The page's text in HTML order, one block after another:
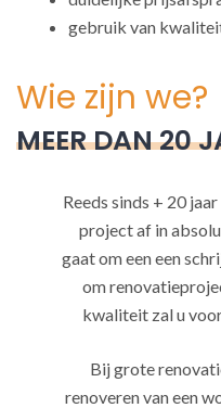
gebruik van
Wie zijn we?
MEER DAN 20
Reeds sinds + 20
project af in
gaat om een een
om
kwaliteit zal u
Bij grote
renoveren van een